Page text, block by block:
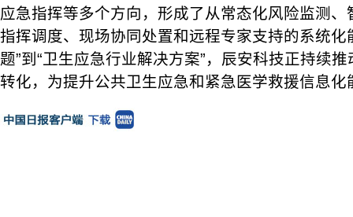
应急指挥等多个方向，形成了从常态化风险监测
指挥调度、现场协同处置和远程专家支持的系统化
题”到“卫生应急行业解决方案”，辰安科技正持续
转化，为提升公共卫生应急和紧急医学救援信息化